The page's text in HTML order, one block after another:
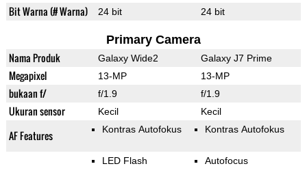
Bit Warna (# Warna) 24 bit 24 bit
Primary Camera
Nama Produk Galaxy Wide2 Galaxy J7 Prime
Megapixel 13-MP 13-MP
bukaan f/ f/1.9 f/1.9
Ukuran sensor Kecil Kecil
AF Features Kontras Autofokus Kontras Autofokus
LED Flash Autofocus